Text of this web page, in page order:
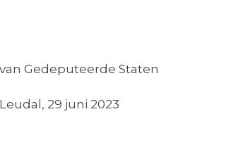
Gedeputeerde Staten
29 juni 2023